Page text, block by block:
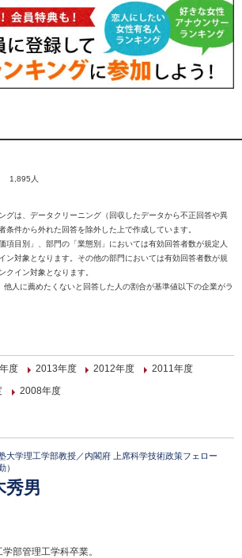
1,895人
グは、データクリーニング（回収したデータから不正回答や異
条件から外れた回答を除外した上で作成しています。
項目別」、部門の「業態別」においては有効回答者数が規定人
ン対象となります。その他の部門においては有効回答者数が規
クイン対象となります。
人に薦めたくないと回答した人の割合が基準値以下の企業がラ
度 2013年度 2012年度
2011年度
2008年度
大学理工学部教授／内閣府 上席科学技術政策フェロー
）
秀男
部管理工学科卒業。